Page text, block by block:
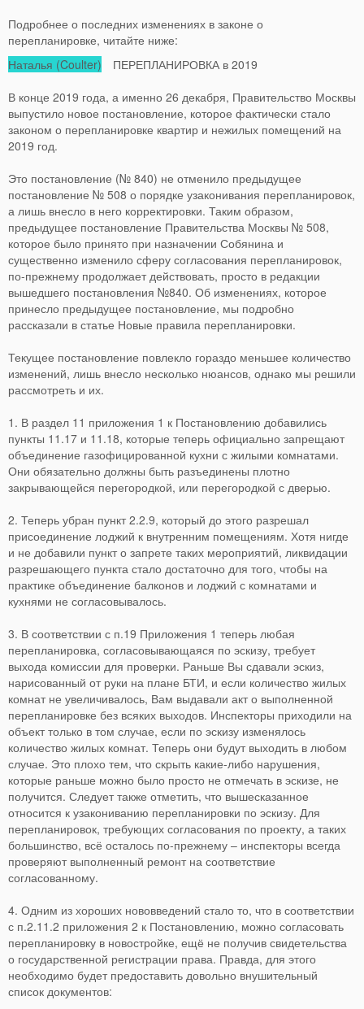
Подробнее о последних изменениях в законе о
перепланировке, читайте ниже:
Наталья (Coulter) ПЕРЕПЛАНИРОВКА в 2019
В конце 2019 года, а именно 26 декабря, Правительство Москвы
выпустило новое постановление, которое фактически стало
законом о перепланировке квартир и нежилых помещений на
2019 год.
Это постановление (№ 840) не отменило предыдущее
постановление № 508 о порядке узаконивания перепланировок,
а лишь внесло в него корректировки. Таким образом,
предыдущее постановление Правительства Москвы № 508,
которое было принято при назначении Собянина и
существенно изменило сферу согласования перепланировок,
по-прежнему продолжает действовать, просто в редакции
вышедшего постановления №840. Об изменениях, которое
принесло предыдущее постановление, мы подробно
рассказали в статье Новые правила перепланировки.
Текущее постановление повлекло гораздо меньшее количество
изменений, лишь внесло несколько нюансов, однако мы решили
рассмотреть и их.
1. В раздел 11 приложения 1 к Постановлению добавились
пункты 11.17 и 11.18, которые теперь официально запрещают
объединение газофицированной кухни с жилыми комнатами.
Они обязательно должны быть разъединены плотно
закрывающейся перегородкой, или перегородкой с дверью.
2. Теперь убран пункт 2.2.9, который до этого разрешал
присоединение лоджий к внутренним помещениям. Хотя нигде
и не добавили пункт о запрете таких мероприятий, ликвидации
разрешающего пункта стало достаточно для того, чтобы на
практике объединение балконов и лоджий с комнатами и
кухнями не согласовывалось.
3. В соответствии с п.19 Приложения 1 теперь любая
перепланировка, согласовывающаяся по эскизу, требует
выхода комиссии для проверки. Раньше Вы сдавали эскиз,
нарисованный от руки на плане БТИ, и если количество жилых
комнат не увеличивалось, Вам выдавали акт о выполненной
перепланировке без всяких выходов. Инспекторы приходили на
объект только в том случае, если по эскизу изменялось
количество жилых комнат. Теперь они будут выходить в любом
случае. Это плохо тем, что скрыть какие-либо нарушения,
которые раньше можно было просто не отмечать в эскизе, не
получится. Следует также отметить, что вышесказанное
относится к узакониванию перепланировки по эскизу. Для
перепланировок, требующих согласования по проекту, а таких
большинство, всё осталось по-прежнему – инспекторы всегда
проверяют выполненный ремонт на соответствие
согласованному.
4. Одним из хороших нововведений стало то, что в соответствии
с п.2.11.2 приложения 2 к Постановлению, можно согласовать
перепланировку в новостройке, ещё не получив свидетельства
о государственной регистрации права. Правда, для этого
необходимо будет предоставить довольно внушительный
список документов: